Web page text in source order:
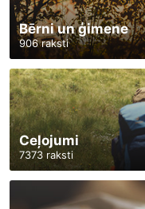
Bērni un ģimene
906raksti
Ceļojumi
7373 raksti